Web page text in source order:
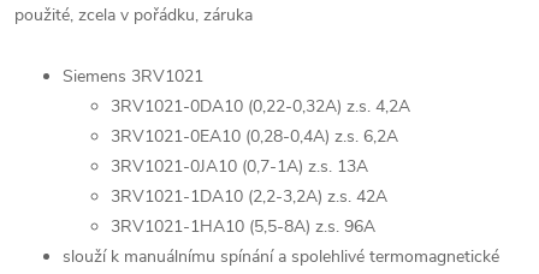
použité, zcela v pořádku, záruka
Siemens 3RV1021
3RV1021-0DA10 (0,22-0,32A) z.s. 4,2A
3RV1021-0EA10 (0,28-0,4A) z.s. 6,2A
3RV1021-0JA10 (0,7-1A) z.s. 13A
3RV1021-1DA10 (2,2-3,2A) z.s. 42A
3RV1021-1HA10 (5,5-8A) z.s. 96A
slouží k manuálnímu spínání a spolehlivé termomagnetické